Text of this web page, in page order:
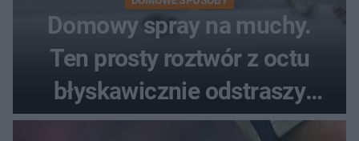
Domowy spray na muchy.
Ten prosty roztwór z octu
błyskawicznie odstraszy
uciążliwe owady